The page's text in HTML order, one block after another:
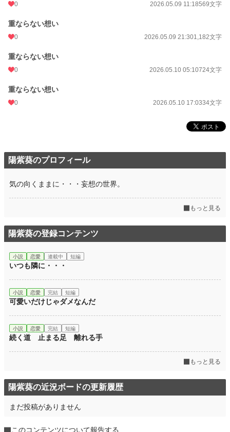
0 2026.05.09 11:18569文字
重ならない想い
0 2026.05.09 21:301,182文字
重ならない想い
0 2026.05.10 05:10724文字
重ならない想い
0 2026.05.10 17:0334文字
陽紫葵のプロフィール
気の向くままに・・・妄想の世界。
もっと見る
陽紫葵の登録コンテンツ
小説 恋愛 連載中 短編
いつも隣に・・・
小説 恋愛 完結 短編
可愛いだけじゃダメなんだ
小説 恋愛 完結 短編
続く道 止まる足 離れる手
もっと見る
陽紫葵の近況ボードの更新履歴
まだ投稿がありません
このコンテンツについて報告する